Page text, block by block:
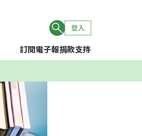
登入
訂閱電子報捐款支持